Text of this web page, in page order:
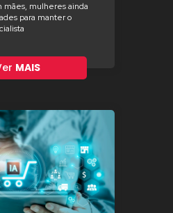
mães, mulheres ainda
para manter o
MAIS